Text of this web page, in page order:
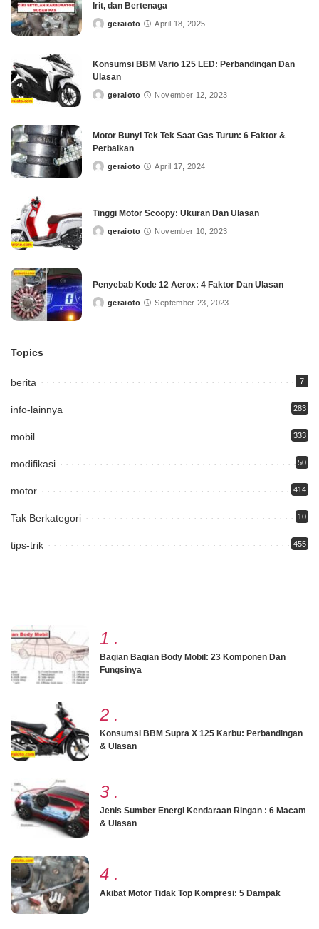
Irit, dan Bertenaga
Postedgeraioto April 18, 2025
Konsumsi BBM Vario 125 LED: Perbandingan Dan
Ulasan
Postedgeraioto November 12, 2023
Motor Bunyi Tek Tek Saat Gas Turun: 6 Faktor &
Perbaikan
Postedgeraioto April 17, 2024
Tinggi Motor Scoopy: Ukuran Dan Ulasan
Postedgeraioto November 10, 2023
Penyebab Kode 12 Aerox: 4 Faktor Dan Ulasan
Postedgeraioto September 23, 2023
Topics
berita 7
info-lainnya 283
mobil 333
modifikasi 50
motor 414
Tak Berkategori 10
tips-trik 455
1 .
Bagian Bagian Body Mobil: 23 Komponen Dan
Fungsinya
2 .
Konsumsi BBM Supra X 125 Karbu: Perbandingan
& Ulasan
3 .
Jenis Sumber Energi Kendaraan Ringan : 6 Macam
& Ulasan
4 .
Akibat Motor Tidak Top Kompresi: 5 Dampak